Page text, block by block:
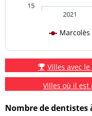
Marcolès
2021
15
Villes avec
Villes où il
Nombre de dentistes